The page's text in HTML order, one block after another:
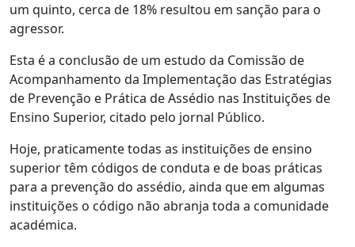
um quinto, cerca de 18% resultou em sanção para o
agressor.
Esta é a conclusão de um estudo da Comissão de
Acompanhamento da Implementação das Estratégias
de Prevenção e Prática de Assédio nas Instituições de
Ensino Superior, citado pelo jornal Público.
Hoje, praticamente todas as instituições de ensino
superior têm códigos de conduta e de boas práticas
para a prevenção do assédio, ainda que em algumas
instituições o código não abranja toda a comunidade
académica.